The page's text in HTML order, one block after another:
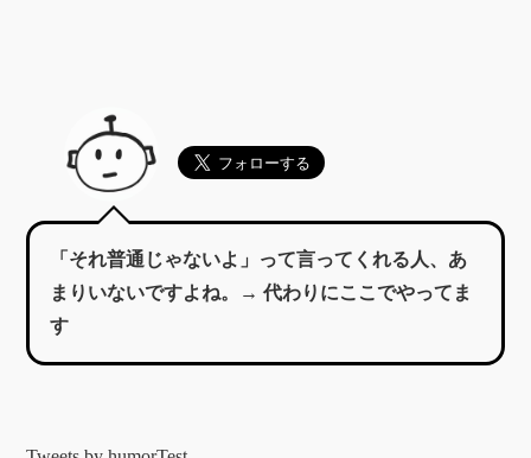
「それ普通じゃないよ」って言ってくれる人、あ
まりいないですよね。→ 代わりにここでやってま
す